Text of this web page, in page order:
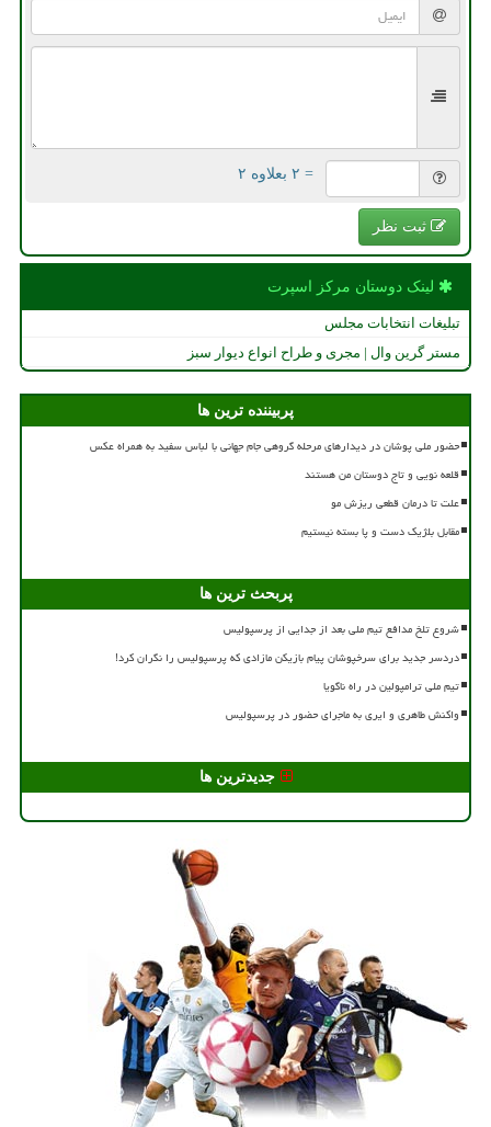
= ۲ بعلاوه ۲
ثبت نظر
لینک دوستان مركز اسپرت
تبلیغات انتخابات مجلس
مستر گرین وال | مجری و طراح انواع دیوار سبز
پربیننده ترین ها
حضور ملی پوشان در دیدارهای مرحله گروهی جام جهانی با لباس سفید به همراه عکس
قلعه نویی و تاج دوستان من هستند
علت تا درمان قطعی ریزش مو
مقابل بلژیک دست و پا بسته نیستیم
پربحث ترین ها
شروع تلخ مدافع تیم ملی بعد از جدایی از پرسپولیس
دردسر جدید برای سرخپوشان پیام بازیکن مازادی که پرسپولیس را نگران کرد!
تیم ملی ترامپولین در راه ناگویا
واکنش طاهری و ایری به ماجرای حضور در پرسپولیس
جدیدترین ها